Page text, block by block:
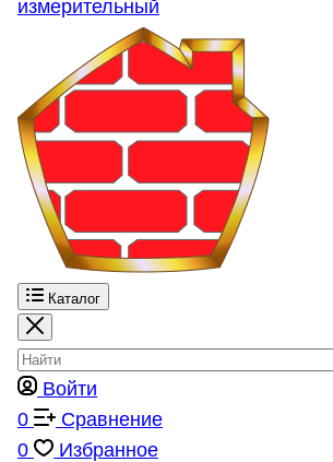
измерительный
Каталог
Войти
0
Сравнение
0
Избранное